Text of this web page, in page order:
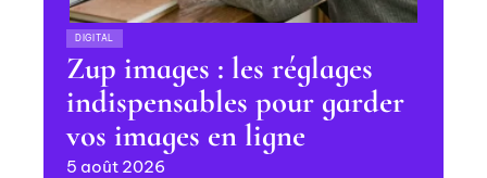
DIGITAL
Zup images : les réglages
indispensables pour garder
vos images en ligne
5 août 2026